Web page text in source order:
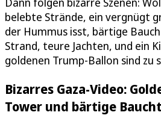
belebte Strände, ein vergnügt
der Hummus isst, bärtige
Strand, teure Jachten, und ein
goldenen Trump-Ballon sind zu
Bizarres Gaza-Video:
Tower und bärtige